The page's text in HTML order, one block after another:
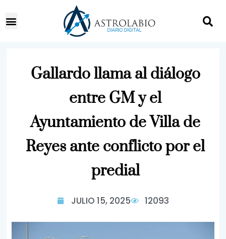
Gallardo llama al diálogo
entre GM y el
Ayuntamiento de Villa de
Reyes ante conflicto por el
predial
JULIO 15, 2025 12093